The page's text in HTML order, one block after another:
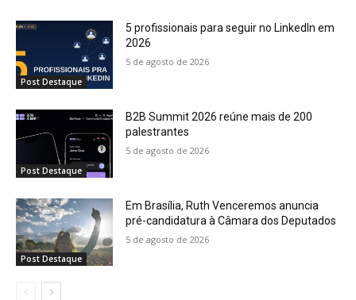
Post Destaque
5 profissionais para seguir no LinkedIn em
2026
5 de agosto de 2026
Post Destaque
B2B Summit 2026 reúne mais de 200
palestrantes
5 de agosto de 2026
Post Destaque
Em Brasília, Ruth Venceremos anuncia
pré-candidatura à Câmara dos Deputados
5 de agosto de 2026